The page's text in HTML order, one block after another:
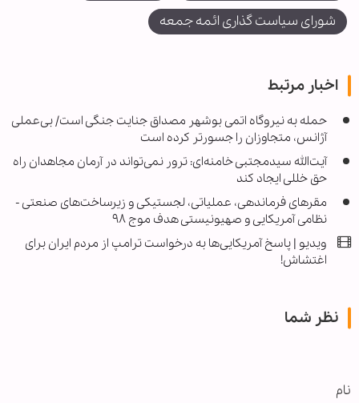
شورای سیاست گذاری ائمه جمعه
اخبار مرتبط
حمله به نیروگاه اتمی بوشهر مصداق جنایت جنگی است/ بی‌عملی
آژانس، متجاوزان را جسورتر کرده است
آیت‌الله سیدمجتبی خامنه‌ای: ترور نمی‌تواند در آرمان مجاهدان راه
حق خللی ایجاد کند
مقرهای فرماندهی، عملیاتی، لجستیکی و زیرساخت‌های صنعتی -
نظامی آمریکایی و صهیونیستی هدف موج ۹۸
ویدیو | پاسخ آمریکایی‌ها به درخواست ترامپ از مردم ایران برای
اغتشاش!
نظر شما
نام